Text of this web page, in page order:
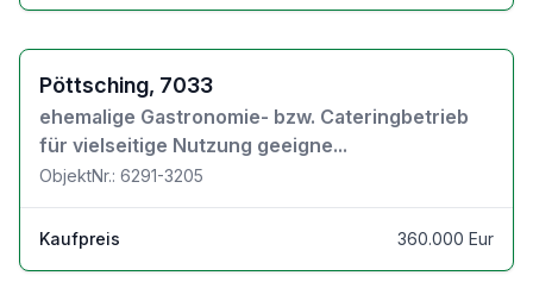
Zu den Objektdetails
Pöttsching, 7033
ehemalige Gastronomie- bzw. Cateringbetrieb
für vielseitige Nutzung geeigne...
ObjektNr.: 6291-3205
Kaufpreis 360.000 Eur